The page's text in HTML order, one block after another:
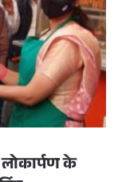
लोकार्पण के